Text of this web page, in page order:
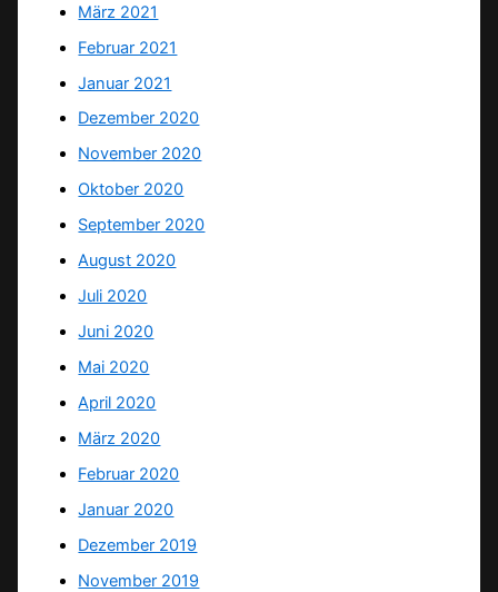
März 2021
Februar 2021
Januar 2021
Dezember 2020
November 2020
Oktober 2020
September 2020
August 2020
Juli 2020
Juni 2020
Mai 2020
April 2020
März 2020
Februar 2020
Januar 2020
Dezember 2019
November 2019